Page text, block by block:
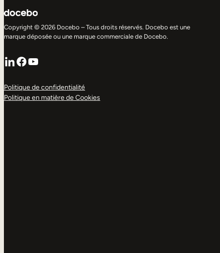
Copyright © 2026 Docebo – Tous droits réservés. Docebo est une
marque déposée ou une marque commerciale de Docebo.
LinkedIn
Facebook
YouTube
Politique de confidentialité
Politique en matière de Cookies